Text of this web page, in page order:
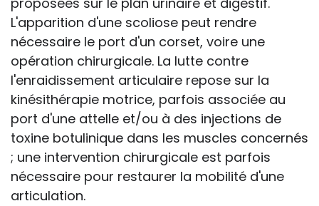
L'apparition d'une scoliose peut rendre
nécessaire le port d'un corset, voire une
opération chirurgicale. La lutte contre
l'enraidissement articulaire repose sur la
kinésithérapie motrice, parfois associée au
port d'une attelle et/ou à des injections de
toxine botulinique dans les muscles concernés
; une intervention chirurgicale est parfois
nécessaire pour restaurer la mobilité d'une
articulation.